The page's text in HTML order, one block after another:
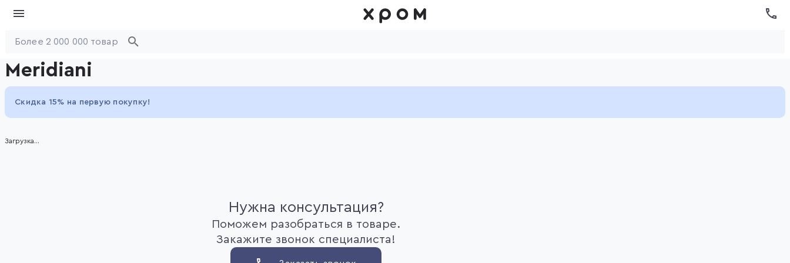
Meridiani
Скидка 15% на первую покупку!
Загрузка...
Нужна консультация?
Поможем разобраться в товаре.
Закажите звонок специалиста!